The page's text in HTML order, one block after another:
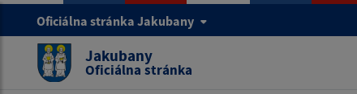
Oficiálna stránka Jakubany
Jakubany
Oficiálna stránka